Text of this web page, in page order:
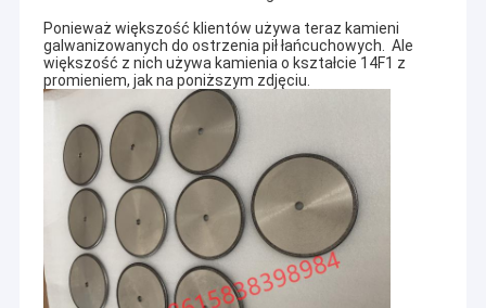
Ponieważ większość klientów używa teraz kamieni
galwanizowanych do ostrzenia pił łańcuchowych. Ale
większość z nich używa kamienia o kształcie 14F1 z
promieniem, jak na poniższym zdjęciu.